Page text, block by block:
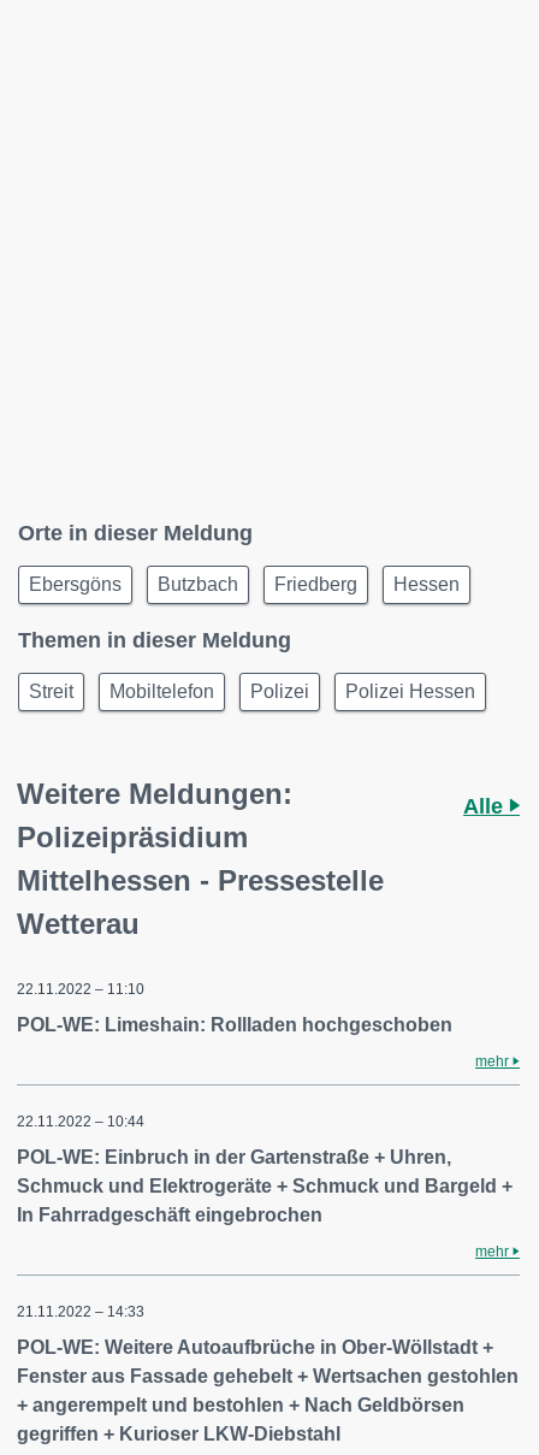
Orte in dieser Meldung
Ebersgöns Butzbach Friedberg Hessen
Themen in dieser Meldung
Streit Mobiltelefon Polizei Polizei Hessen
Weitere Meldungen:
Polizeipräsidium
Mittelhessen - Pressestelle
Wetterau
Alle
22.11.2022 – 11:10
POL-WE: Limeshain: Rollladen hochgeschoben
mehr
22.11.2022 – 10:44
POL-WE: Einbruch in der Gartenstraße + Uhren,
Schmuck und Elektrogeräte + Schmuck und Bargeld +
In Fahrradgeschäft eingebrochen
mehr
21.11.2022 – 14:33
POL-WE: Weitere Autoaufbrüche in Ober-Wöllstadt +
Fenster aus Fassade gehebelt + Wertsachen gestohlen
+ angerempelt und bestohlen + Nach Geldbörsen
gegriffen + Kurioser LKW-Diebstahl